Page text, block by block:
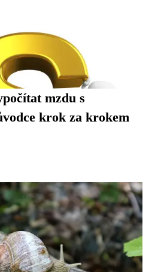
mzdu s
krok za krokem